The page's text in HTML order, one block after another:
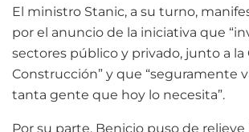
El ministro Stanic, a su turno,
por el anuncio de la iniciativa que
sectores público y privado, junto a la
Construcción” y que “seguramente
tanta gente que hoy lo necesita”.
Por su parte, Benicio puso de relieve